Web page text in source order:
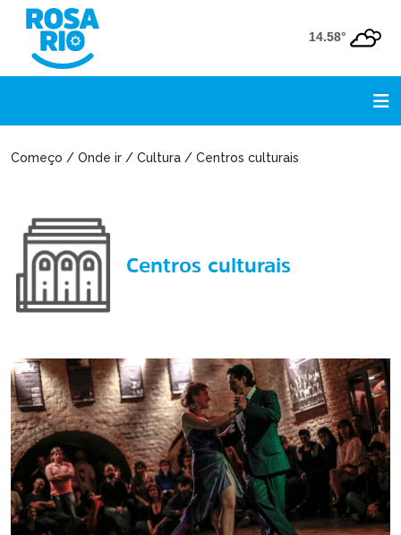
14.58°
Começo / Onde ir / Cultura / Centros culturais
Centros culturais